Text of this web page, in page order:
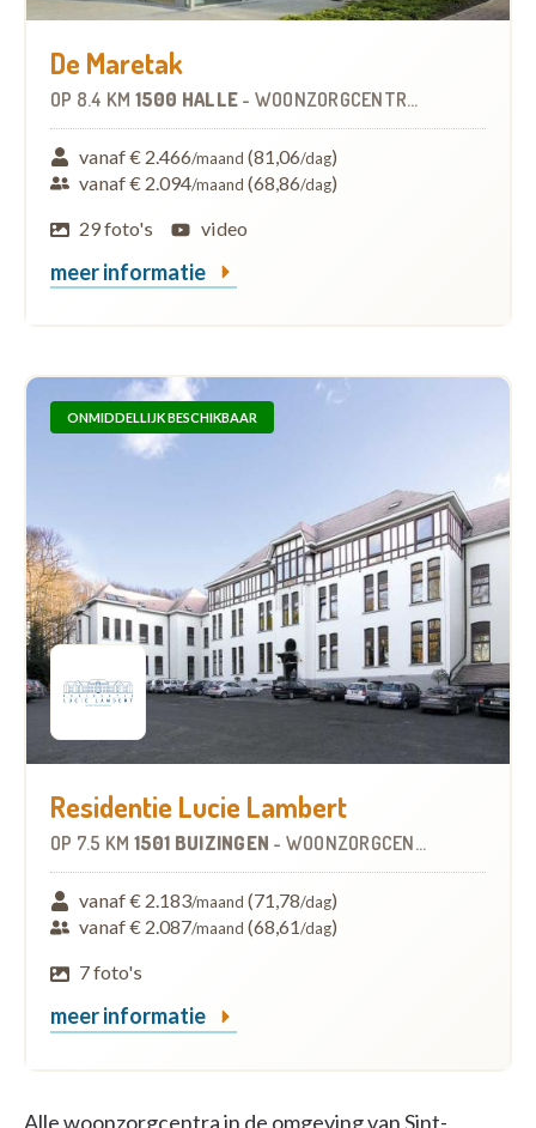
De Maretak
OP 8.4 KM 1500 HALLE - WOONZORGCENTRUM (WZC)
vanaf € 2.466/maand (81,06/dag)
vanaf € 2.094/maand (68,86/dag)
29 foto's
video
meer informatie
ONMIDDELLIJK BESCHIKBAAR
Residentie Lucie Lambert
OP 7.5 KM 1501 BUIZINGEN - WOONZORGCENTRUM (WZC)
vanaf € 2.183/maand (71,78/dag)
vanaf € 2.087/maand (68,61/dag)
7 foto's
meer informatie
Alle woonzorgcentra in de omgeving van Sint-